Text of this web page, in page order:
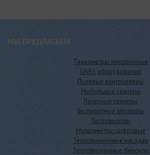
МЫ ПРЕДЛАГАЕМ
Тахеометры электронные
GNSS оборудование
Полевые контроллеры
Мобильные сканеры
Лазерные сканеры
Беспилотные аппараты
Тепловизоры
Мультиметры цифровые
Тепловизионные насадки
Тепловизионные бинокли